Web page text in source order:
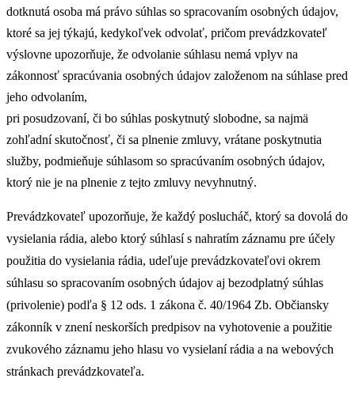
dotknutá osoba má právo súhlas so spracovaním osobných údajov,
ktoré sa jej týkajú, kedykoľvek odvolať, pričom prevádzkovateľ
výslovne upozorňuje, že odvolanie súhlasu nemá vplyv na
zákonnosť spracúvania osobných údajov založenom na súhlase pred
jeho odvolaním,
pri posudzovaní, či bo súhlas poskytnutý slobodne, sa najmä
zohľadní skutočnosť, či sa plnenie zmluvy, vrátane poskytnutia
služby, podmieňuje súhlasom so spracúvaním osobných údajov,
ktorý nie je na plnenie z tejto zmluvy nevyhnutný.
Prevádzkovateľ upozorňuje, že každý poslucháč, ktorý sa dovolá do
vysielania rádia, alebo ktorý súhlasí s nahratím záznamu pre účely
použitia do vysielania rádia, udeľuje prevádzkovateľovi okrem
súhlasu so spracovaním osobných údajov aj bezodplatný súhlas
(privolenie) podľa § 12 ods. 1 zákona č. 40/1964 Zb. Občiansky
zákonník v znení neskorších predpisov na vyhotovenie a použitie
zvukového záznamu jeho hlasu vo vysielaní rádia a na webových
stránkach prevádzkovateľa.